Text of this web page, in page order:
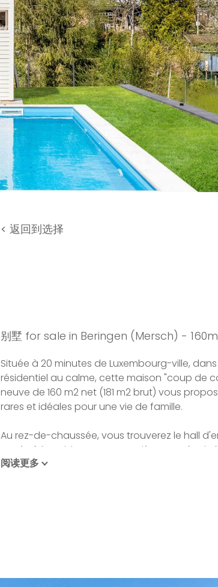
< 返回到选择
别墅 for sale in Beringen (Mersch) -
Située à 20 minutes de Luxembourg-ville,
résidentiel au calme, cette maison "coup de
neuve de 160 m2 net (181 m2 brut) vous
rares et idéales pour une vie de famille.
Au rez-de-chaussée, vous trouverez le hall
accès à la cuisine ouverte entièrement
vivre, une terrasse de 43 m2 donnant sur un
situés au même étage.
阅读更多